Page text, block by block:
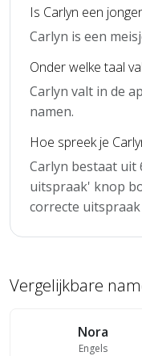
Is Carlyn een
Carlyn is een
Onder welke taal
Carlyn valt in de
namen.
Hoe spreek je
Carlyn bestaat uit
uitspraak' knop
correcte
Vergelijkbare
Nora
Engels